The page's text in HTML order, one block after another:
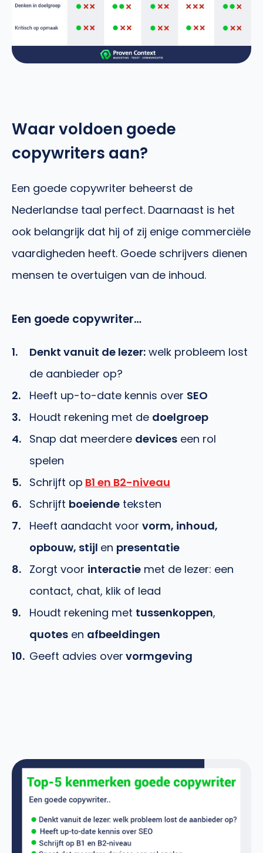
Waar voldoen goede
copywriters aan?
Een goede copywriter beheerst de
Nederlandse taal perfect. Daarnaast is het
ook belangrijk dat hij of zij enige commerciële
vaardigheden heeft. Goede schrijvers dienen
mensen te overtuigen van de inhoud.
Een goede copywriter…
Denkt vanuit de lezer: welk probleem lost
de aanbieder op?
Heeft up-to-date kennis over SEO
Houdt rekening met de doelgroep
Snap dat meerdere devices een rol
spelen
Schrijft op B1 en B2-niveau
Schrijft boeiende teksten
Heeft aandacht voor vorm, inhoud,
opbouw, stijl en presentatie
Zorgt voor interactie met de lezer: een
contact, chat, klik of lead
Houdt rekening met tussenkoppen,
quotes en afbeeldingen
Geeft advies over vormgeving